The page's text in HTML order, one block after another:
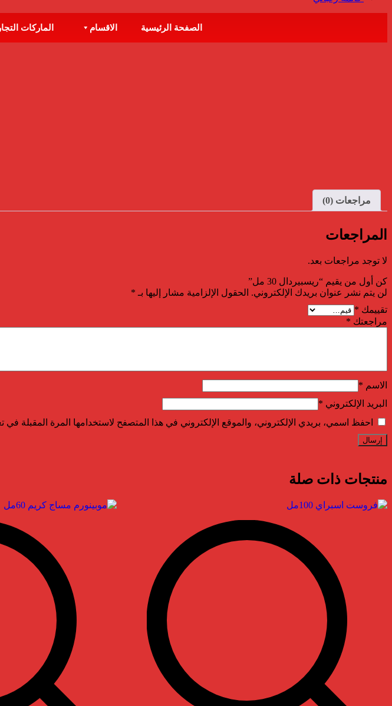
الصفحة الرئيسية الاقسام الماركات
مراجعات (0)
المراجعات
لا توجد مراجعات بعد.
كن أول من يقيم “ريسبيردال 30 مل”
لن يتم نشر عنوان بريدك الإلكتروني. الحقول الإلزامية مشار إليها بـ *
تقييمك *
مراجعتك *
الاسم *
البريد الإلكتروني *
احفظ اسمي، بريدي الإلكتروني، والموقع الإلكتروني في هذا المتصفح لاستخدامها المرة المقبلة في
منتجات ذات صلة